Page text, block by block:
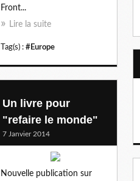
Front...
Lire la suite
Tag(s) : #Europe
Un livre pour
"refaire le monde"
7 Janvier 2014
Nouvelle publication sur